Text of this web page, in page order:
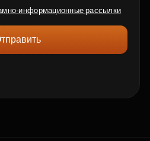
информационные рассылки